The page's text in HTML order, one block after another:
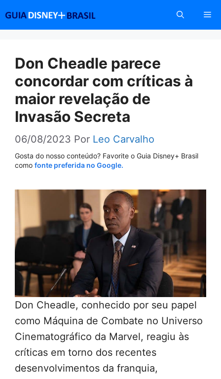
conteúdo
Don Cheadle parece
concordar com críticas à
maior revelação de
Invasão Secreta
06/08/2023 Por Leo Carvalho
Gosta do nosso conteúdo? Favorite o Guia Disney+ Brasil
como fonte preferida no Google.
Don Cheadle, conhecido por seu papel
como Máquina de Combate no Universo
Cinematográfico da Marvel, reagiu às
críticas em torno dos recentes
desenvolvimentos da franquia,